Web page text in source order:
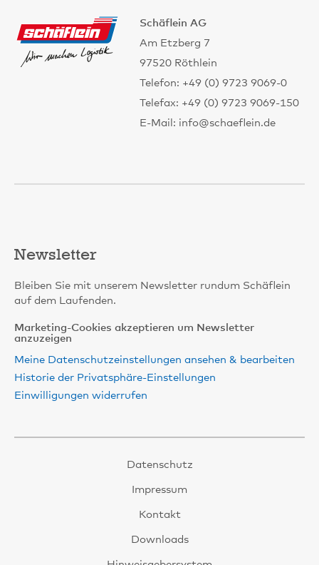
Schäflein AG
Am Etzberg 7
97520 Röthlein
Telefon: +49 (0) 9723 9069-0
Telefax: +49 (0) 9723 9069-150
E-Mail: info@schaeflein.de
Newsletter
Bleiben Sie mit unserem Newsletter rundum Schäflein
auf dem Laufenden.
Marketing-Cookies akzeptieren um Newsletter
anzuzeigen
Meine Datenschutzeinstellungen ansehen & bearbeiten
Historie der Privatsphäre-Einstellungen
Einwilligungen widerrufen
Datenschutz
Impressum
Kontakt
Downloads